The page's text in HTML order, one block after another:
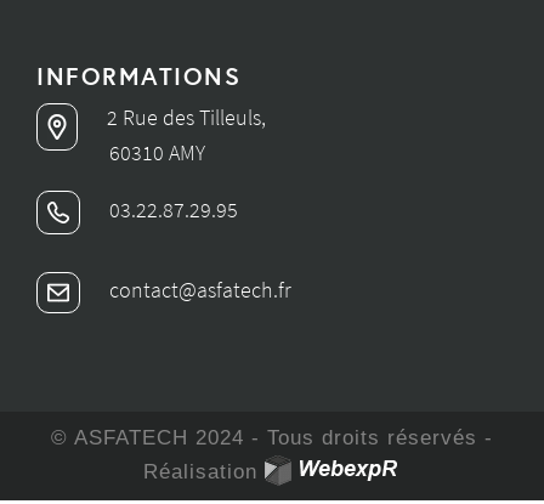
INFORMATIONS
2 Rue des Tilleuls,
60310 AMY
03.22.87.29.95
contact@asfatech.fr
© ASFATECH 2024 - Tous droits réservés -
Réalisation